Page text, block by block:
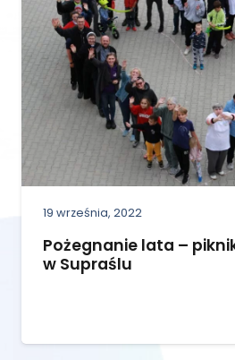
19 września, 2022
Pożegnanie lata –
w Supraślu